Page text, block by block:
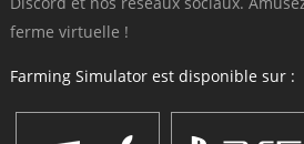
ferme virtuelle !
Farming Simulator est disponible sur :